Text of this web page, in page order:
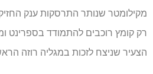
רק קומץ רוכבים להתמודד בספרינט
הצעיר שניצח לזכות במגליה רוזה